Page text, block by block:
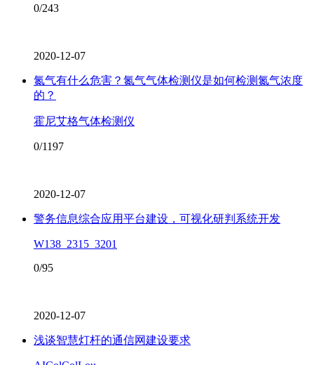
0/243
2020-12-07
氮气有什么危害？氮气气体检测仪是如何检测氮气浓度
的？
霍尼艾格气体检测仪
0/1197
2020-12-07
警务信息综合应用平台建设，可视化研判系统开发
W138_2315_3201
0/95
2020-12-07
浅谈智慧灯杆的通信网建设要求